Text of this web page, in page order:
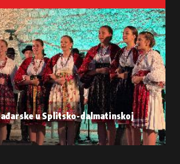
u Splitsko-dalmatinskoj